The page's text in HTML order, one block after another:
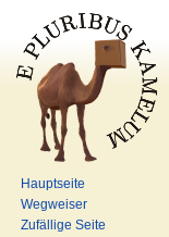
Hauptseite
Wegweiser
Zufällige Seite